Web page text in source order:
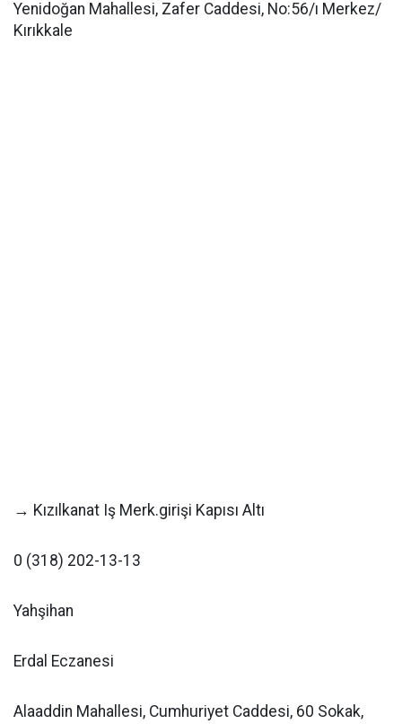
Yenidoğan Mahallesi, Zafer Caddesi, No:56/ı Merkez/
Kırıkkale
→ Kızılkanat Iş Merk.girişi Kapısı Altı
0 (318) 202-13-13
Yahşihan
Erdal Eczanesi
Alaaddin Mahallesi, Cumhuriyet Caddesi, 60 Sokak,